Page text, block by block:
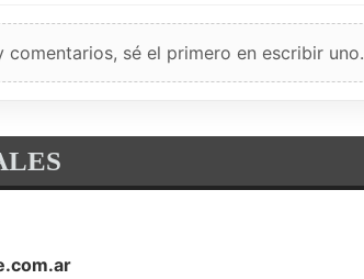
comentarios, sé el primero en escribir uno.